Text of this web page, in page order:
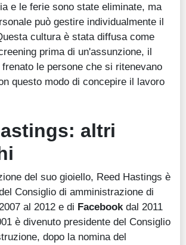
e le ferie sono state eliminate, ma
può gestire individualmente il
cultura è stata diffusa come
prima di un'assunzione, il
le persone che si ritenevano
questo modo di concepire il lavoro
altri
del suo gioiello, Reed Hastings è
Consiglio di amministrazione di
al 2012 e di Facebook dal 2011
è divenuto presidente del Consiglio
dopo la nomina del